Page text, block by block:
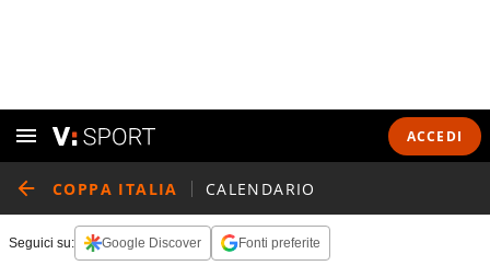
ACCEDI
COPPA ITALIA CALENDARIO
Seguici su: Google Discover Fonti preferite